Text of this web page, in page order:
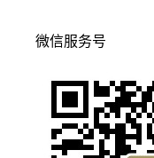
微信服务号